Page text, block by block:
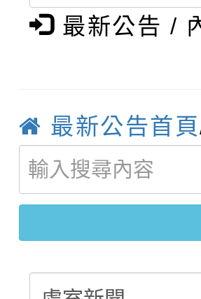
結果(第10招)
學年度第1學
轉知：本市
計畫」1 份
權責核予出
【甄選結果(
學年度第1學
結果(第9招)
【甄選結果(
學年度第1學
結果(第1招)
【甄選結果(
學年度第1學
結果(第3招)
最新公告 /
最新公告首頁